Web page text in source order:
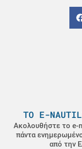
ΤΟ E-
Ακολουθήστε το e-
πάντα
από την